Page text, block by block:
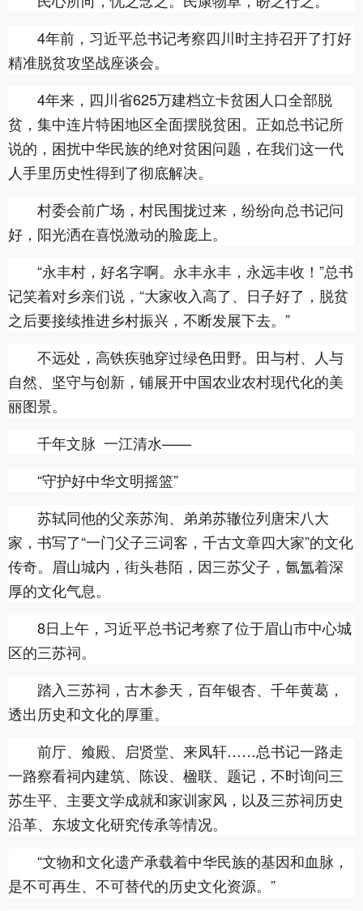
4年前，习近平总书记考察四川时主持召开了打好
精准脱贫攻坚战座谈会。
4年来，四川省625万建档立卡贫困人口全部脱
贫，集中连片特困地区全面摆脱贫困。正如总书记所
说的，困扰中华民族的绝对贫困问题，在我们这一代
人手里历史性得到了彻底解决。
村委会前广场，村民围拢过来，纷纷向总书记问
好，阳光洒在喜悦激动的脸庞上。
“永丰村，好名字啊。永丰永丰，永远丰收！”总书
记笑着对乡亲们说，“大家收入高了、日子好了，脱贫
之后要接续推进乡村振兴，不断发展下去。”
不远处，高铁疾驰穿过绿色田野。田与村、人与
自然、坚守与创新，铺展开中国农业农村现代化的美
丽图景。
千年文脉 一江清水——
“守护好中华文明摇篮”
苏轼同他的父亲苏洵、弟弟苏辙位列唐宋八大
家，书写了“一门父子三词客，千古文章四大家”的文化
传奇。眉山城内，街头巷陌，因三苏父子，氤氲着深
厚的文化气息。
8日上午，习近平总书记考察了位于眉山市中心城
区的三苏祠。
踏入三苏祠，古木参天，百年银杏、千年黄葛，
透出历史和文化的厚重。
前厅、飨殿、启贤堂、来凤轩……总书记一路走
一路察看祠内建筑、陈设、楹联、题记，不时询问三
苏生平、主要文学成就和家训家风，以及三苏祠历史
沿革、东坡文化研究传承等情况。
“文物和文化遗产承载着中华民族的基因和血脉，
是不可再生、不可替代的历史文化资源。”